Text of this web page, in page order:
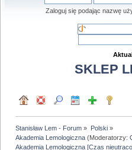
Zaloguj się podając nazwę
SKLEP
Stanisław Lem - Forum » Polski»
Akademia Lemologiczna (Moderatorzy:
Akademia Lemologiczna [Czas